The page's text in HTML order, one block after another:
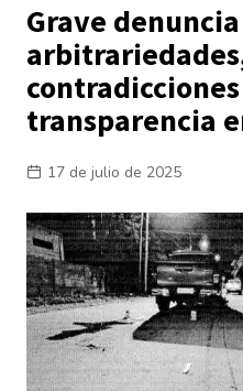
Grave
transparencia
17 de julio de 2025